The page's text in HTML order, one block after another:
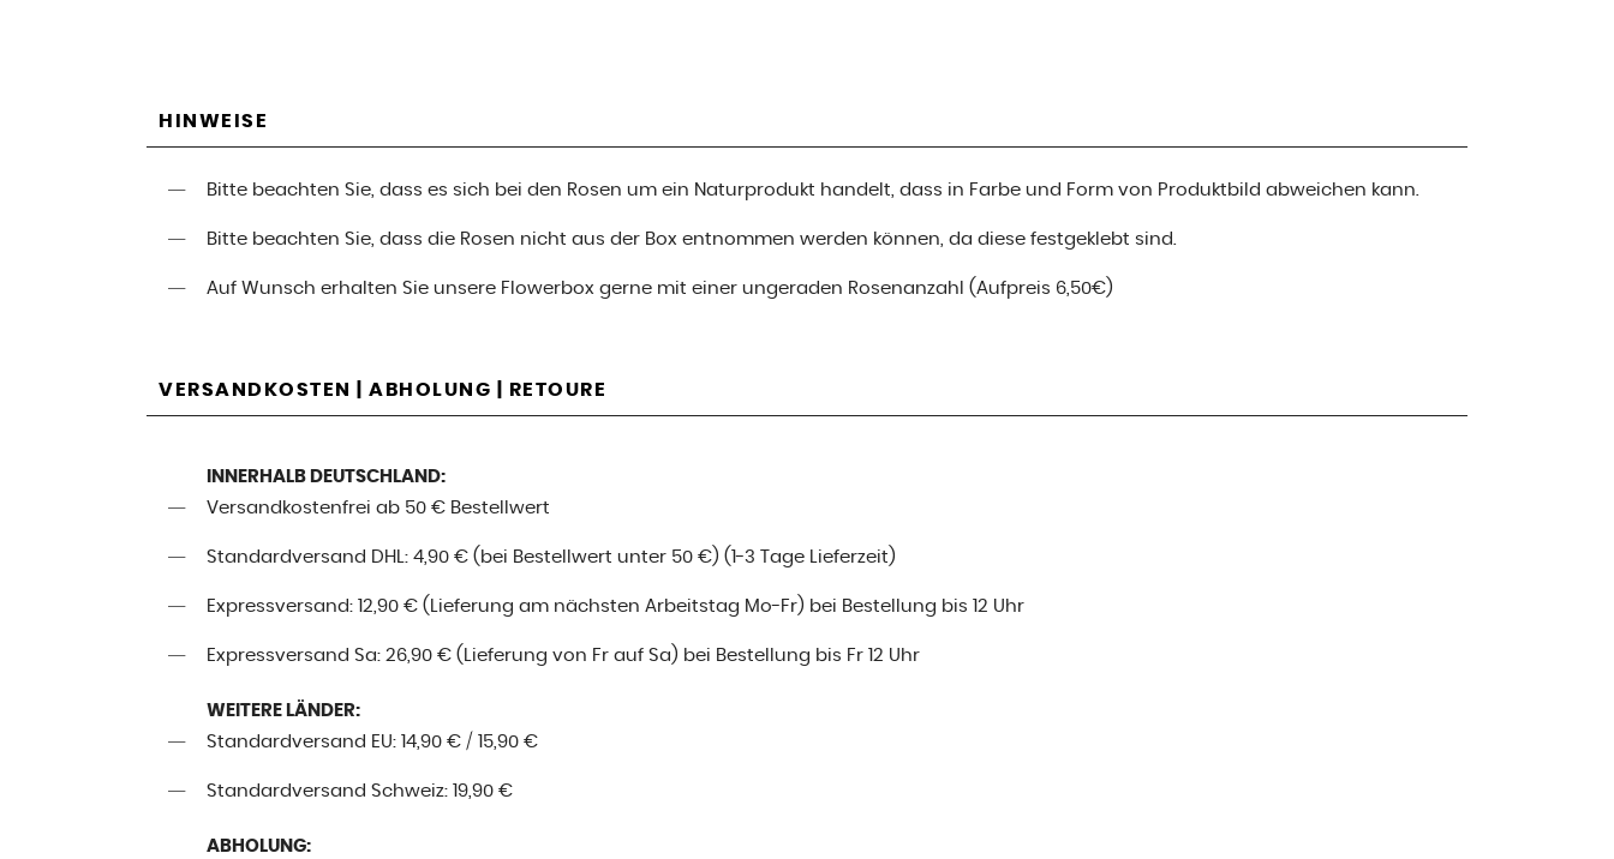
HINWEISE
Bitte beachten Sie, dass es sich bei den Rosen um ein Naturprodukt handelt, dass in Farbe und Form von Produktbild abweichen kann.
Bitte beachten Sie, dass die Rosen nicht aus der Box entnommen werden können, da diese festgeklebt sind.
Auf Wunsch erhalten Sie unsere Flowerbox gerne mit einer ungeraden Rosenanzahl (Aufpreis 6,50€)
VERSANDKOSTEN | ABHOLUNG | RETOURE
INNERHALB DEUTSCHLAND:
Versandkostenfrei ab 50 € Bestellwert
Standardversand DHL: 4,90 € (bei Bestellwert unter 50 €) (1-3 Tage Lieferzeit)
Expressversand: 12,90 € (Lieferung am nächsten Arbeitstag Mo-Fr) bei Bestellung bis 12 Uhr
Expressversand Sa: 26,90 € (Lieferung von Fr auf Sa) bei Bestellung bis Fr 12 Uhr
WEITERE LÄNDER:
Standardversand EU: 14,90 € / 15,90 €
Standardversand Schweiz: 19,90 €
ABHOLUNG: